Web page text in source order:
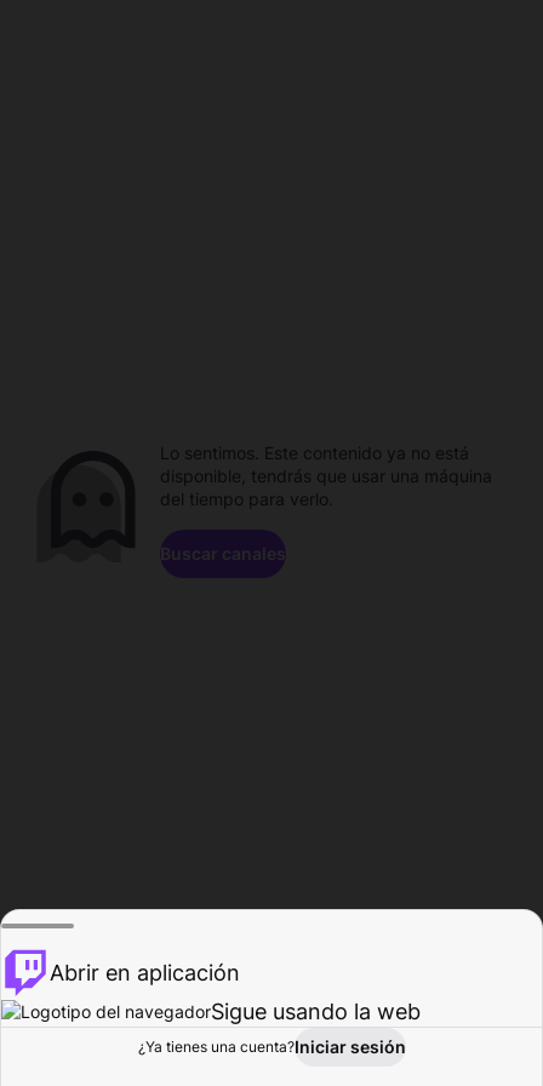
Explorar Actividad
Lo sentimos. Este contenido ya no está
disponible, tendrás que usar una máquina
del tiempo para verlo.
Buscar canales
Abrir en aplicación
Sigue usando la web
¿Ya tienes una cuenta?Iniciar sesión